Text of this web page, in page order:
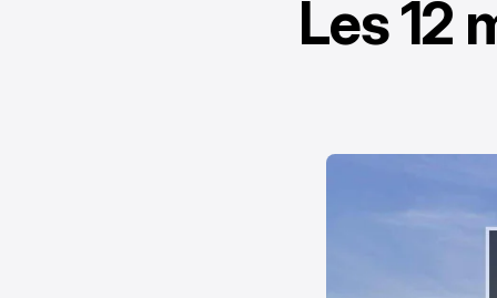
Les 12